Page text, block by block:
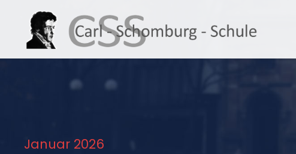
Januar 2026